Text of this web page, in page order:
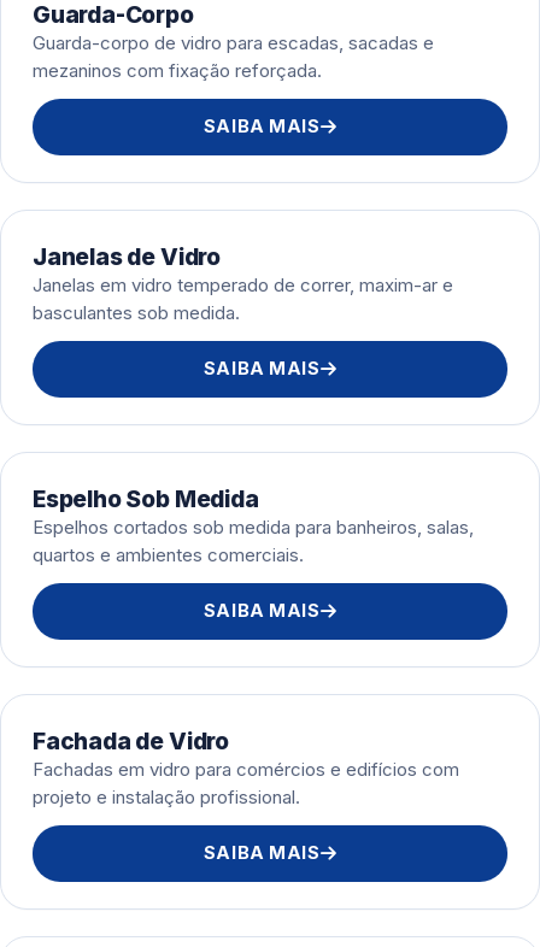
Guarda-Corpo
Guarda-corpo de vidro para escadas, sacadas e
mezaninos com fixação reforçada.
SAIBA MAIS
Janelas de Vidro
Janelas em vidro temperado de correr, maxim-ar e
basculantes sob medida.
SAIBA MAIS
Espelho Sob Medida
Espelhos cortados sob medida para banheiros, salas,
quartos e ambientes comerciais.
SAIBA MAIS
Fachada de Vidro
Fachadas em vidro para comércios e edifícios com
projeto e instalação profissional.
SAIBA MAIS